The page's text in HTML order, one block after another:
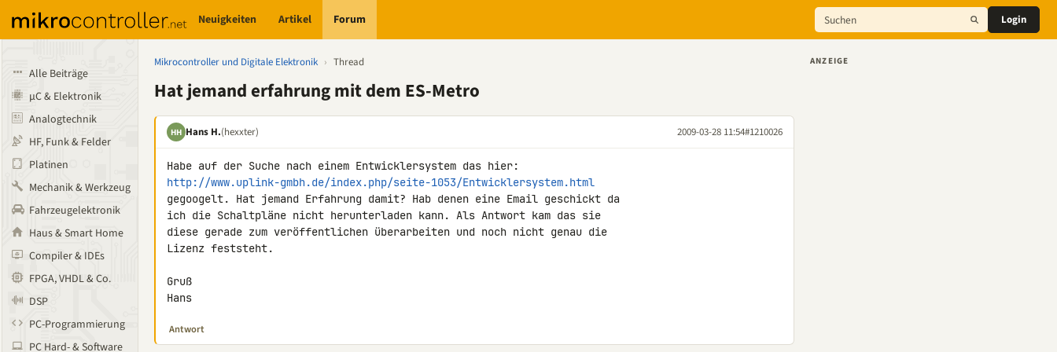
Neuigkeiten Artikel Forum Login
Alle Beiträge
µC & Elektronik
Analogtechnik
HF, Funk & Felder
Platinen
Mechanik & Werkzeug
Fahrzeugelektronik
Haus & Smart Home
Compiler & IDEs
FPGA, VHDL & Co.
DSP
PC-Programmierung
PC Hard- & Software
Mikrocontroller und Digitale Elektronik › Thread
Hat jemand erfahrung mit dem ES-Metro
HH Hans H.(hexxter) 2009-03-28 11:54#1210026
http://www.uplink-gmbh.de/index.php/seite-1053/Entwicklersystem.html
gegoogelt. Hat jemand Erfahrung damit? Hab denen eine Email geschickt da
ich die Schaltpläne nicht herunterladen kann. Als Antwort kam das sie
diese gerade zum veröffentlichen überarbeiten und noch nicht genau die
Lizenz feststeht.
Gruß
Hans
Antwort
ANZEIGE